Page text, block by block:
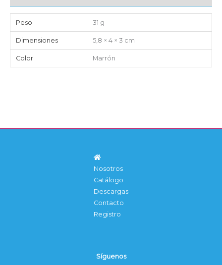
Peso 31 g
Dimensiones 5,8 × 4 × 3 cm
Color Marrón
Nosotros
Catálogo
Descargas
Contacto
Registro
Síguenos